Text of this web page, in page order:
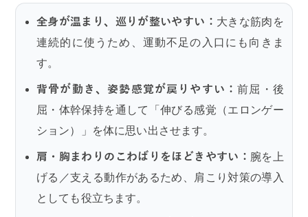
全身が温まり、巡りが整いやすい： 大きな筋肉を
連続的に使うため、運動不足の入口にも向きま
す。
背骨が動き、姿勢感覚が戻りやすい：前屈・後
屈・体幹保持を通して「伸びる感覚（エロンゲー
ション）」を体に思い出させます。
肩・胸まわりのこわばりをほどきやすい： 腕を上
げる／支える動作があるため、肩こり対策の導入
としても役立ちます。